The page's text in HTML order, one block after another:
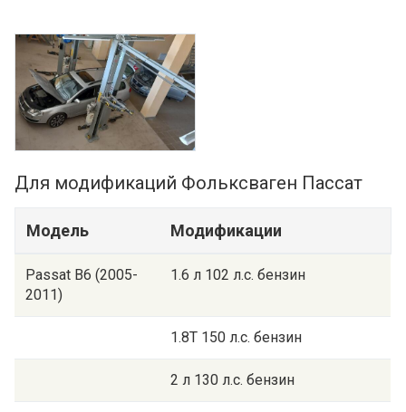
Для модификаций Фольксваген Пассат
Модель Модификации
Passat B6 (2005-
2011)
1.6 л 102 л.с. бензин
1.8T 150 л.с. бензин
2 л 130 л.с. бензин